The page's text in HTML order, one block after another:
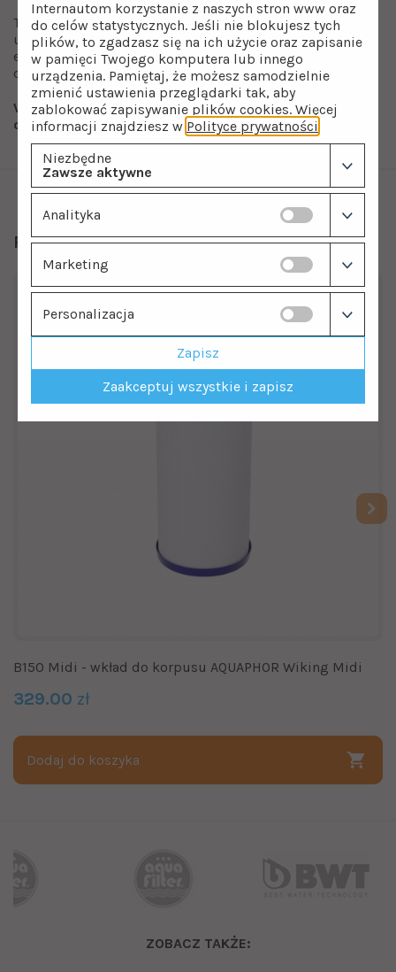
To rozwiązanie dla osób, które chcą domknąć proces
uzdatniania wody w sposób technologicznie pełny. Bez
elementów marketingowych, za to z konkretnym
działaniem fizykochemicznym.
Wkład bioceramiczny podlega regularnej wymianie po
około 6-12 miesiącach użytkowania.
Polecamy również
B150 Midi - wkład do korpusu AQUAPHOR Wiking Midi
329.00 zł
Dodaj do koszyka
ZOBACZ TAKŻE:
Internautom korzystanie z naszych stron www oraz
do celów statystycznych. Jeśli nie blokujesz tych
plików, to zgadzasz się na ich użycie oraz zapisanie
w pamięci Twojego komputera lub innego
urządzenia. Pamiętaj, że możesz samodzielnie
zmienić ustawienia przeglądarki tak, aby
zablokować zapisywanie plików cookies. Więcej
informacji znajdziesz w Polityce prywatności
Niezbędne
Zawsze aktywne
Analityka
Marketing
Personalizacja
Zapisz
Zaakceptuj wszystkie i zapisz